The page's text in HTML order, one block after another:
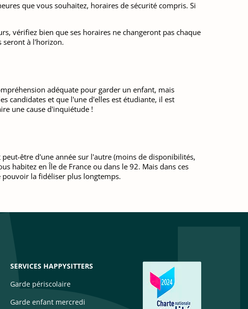
que vous souhaitez, horaires de sécurité compris. Si
vérifiez bien que ses horaires ne changeront pas chaque
seront à l'horizon.
adéquate pour garder un enfant, mais
candidates et que l'une d'elles est étudiante, il est
une cause d'inquiétude !
être d'une année sur l'autre (moins de disponibilités,
habitez en Île de France ou dans le 92. Mais dans ces
la fidéliser plus longtemps.
SERVICES HAPPYSITTERS
Garde périscolaire
Garde enfant mercredi